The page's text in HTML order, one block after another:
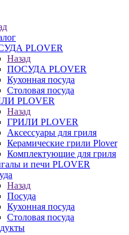
PLOVER
Назад
ПОСУДА PLOVER
Кухонная посуда
Столовая посуда
PLOVER
Назад
ГРИЛИ PLOVER
Аксессуары для гриля
Керамические грили Plover
Комплектующие для гриля
и печи PLOVER
Назад
Посуда
Кухонная посуда
Столовая посуда